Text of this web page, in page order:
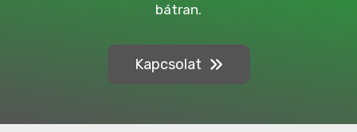
bátran.
Kapcsolat